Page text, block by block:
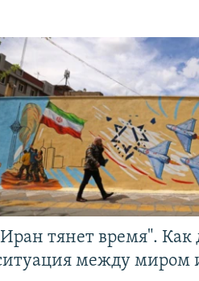
тянет время". Как
между миром